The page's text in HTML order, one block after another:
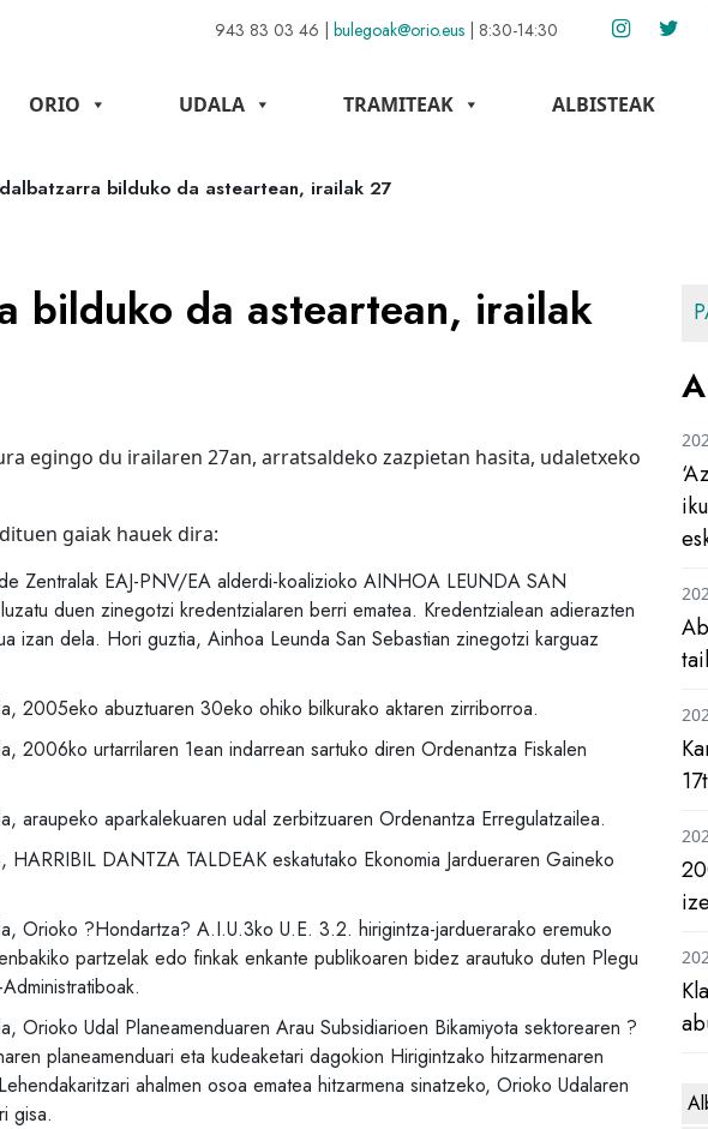
943 83 03 46 | bulegoak@orio.eus | 8:30-14:30
ORIO UDALA TRAMITEAK ALBISTEAK
bilduko da asteartean, irailak 27
bilduko da asteartean, irailak
egingo du irailaren 27an, arratsaldeko zazpietan hasita, udaletxeko
gaiak hauek dira:
Zentralak EAJ-PNV/EA alderdi-koalizioko AINHOA LEUNDA SAN
duen zinegotzi kredentzialaren berri ematea. Kredentzialean adierazten
izan dela. Hori guztia, Ainhoa Leunda San Sebastian zinegotzi karguaz
2005eko abuztuaren 30eko ohiko bilkurako aktaren zirriborroa.
2006ko urtarrilaren 1ean indarrean sartuko diren Ordenantza Fiskalen
araupeko aparkalekuaren udal zerbitzuaren Ordenantza Erregulatzailea.
HARRIBIL DANTZA TALDEAK eskatutako Ekonomia Jardueraren Gaineko
Orioko ?Hondartza? A.I.U.3ko U.E. 3.2. hirigintza-jarduerarako eremuko
partzelak edo finkak enkante publikoaren bidez arautuko duten Plegu
Orioko Udal Planeamenduaren Arau Subsidiarioen Bikamiyota sektorearen ?
planeamenduari eta kudeaketari dagokion Hirigintzako hitzarmenaren
ahalmen osoa ematea hitzarmena sinatzeko, Orioko Udalaren
gisa.